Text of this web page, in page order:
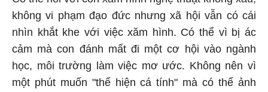
không vi phạm đạo đức nhưng xã hội vẫn có cái
nhìn khắt khe với việc xăm hình. Có thể vì bị ác
cảm mà con đánh mất đi một cơ hội vào ngành
học, môi trường làm việc mơ ước. Không nên vì
một phút muốn "thể hiện cá tính" mà có thể ảnh